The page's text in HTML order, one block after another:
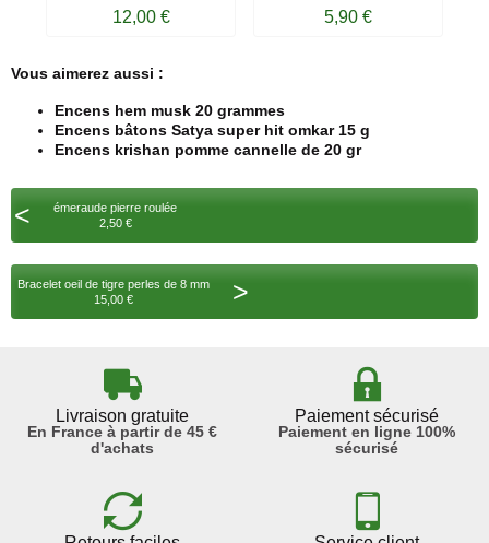
12,00 € 5,90 €
Vous aimerez aussi :
Encens hem musk 20 grammes
Encens bâtons Satya super hit omkar 15 g
Encens krishan pomme cannelle de 20 gr
<
émeraude pierre roulée
2,50 €
Bracelet oeil de tigre perles de 8 mm
15,00 €
>
Livraison gratuite
En France à partir de 45 €
d'achats
Paiement sécurisé
Paiement en ligne 100%
sécurisé